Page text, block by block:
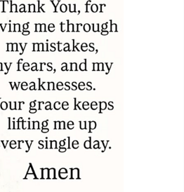
れからも利用可能。
join/signup/
もしくはアドレスからアカウント